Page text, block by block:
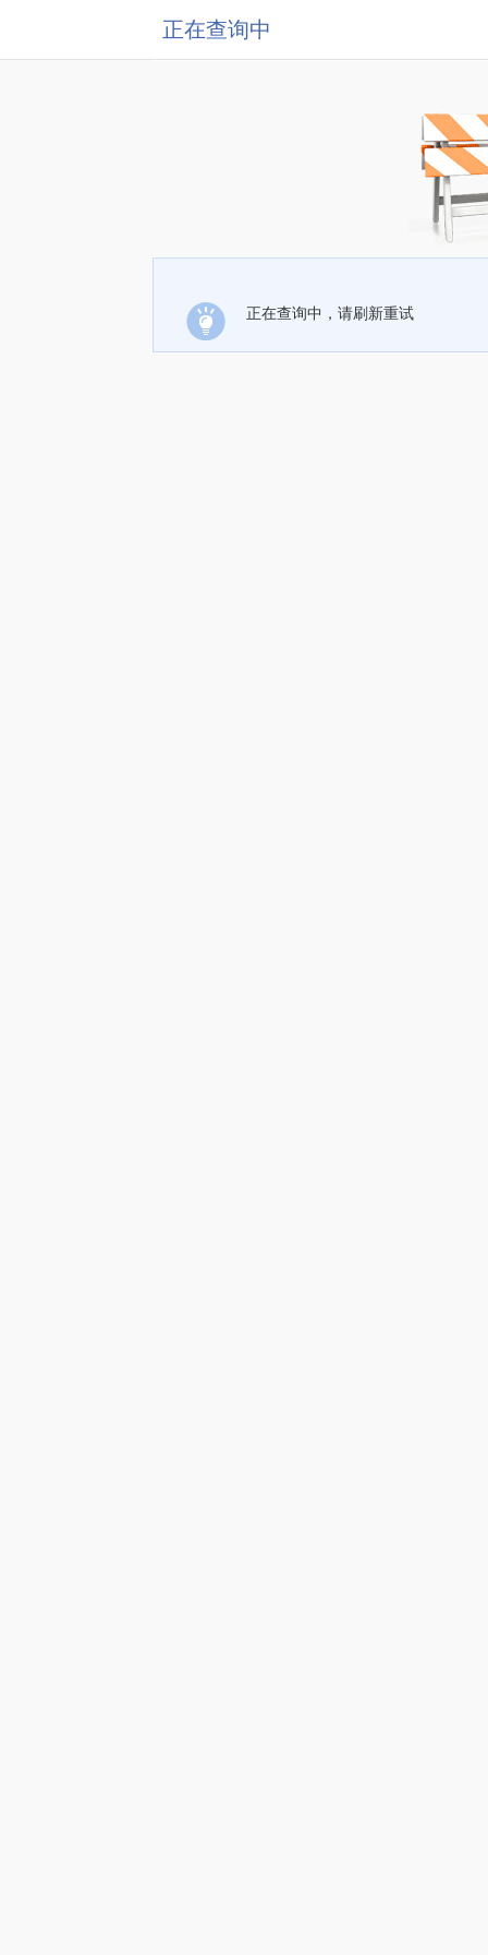
正在查询中
正在查询中，请刷新重试